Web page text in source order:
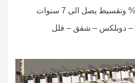
– دوبلكس – شقق – فلل